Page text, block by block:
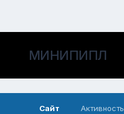
МИНИПИПЛ
Сайт Активность